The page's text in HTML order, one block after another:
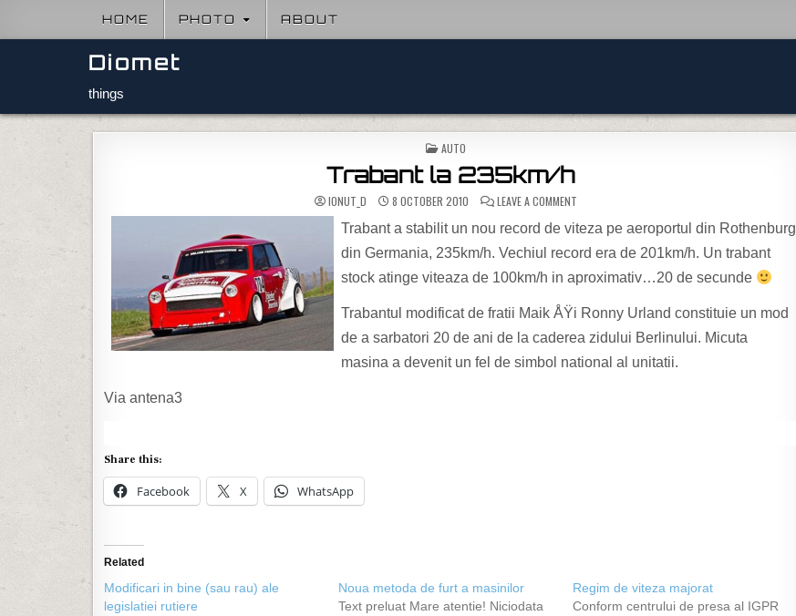
HOME PHOTO ABOUT
Diomet
things
POSTED IN
AUTO
Trabant la 235km/h
IONUT_D 8 OCTOBER 2010 LEAVE A COMMENTON TRABANT LA 235KM/H
Trabant a stabilit un nou record de viteza pe aeroportul din Rothenburg
din Germania, 235km/h. Vechiul record era de 201km/h. Un trabant
stock atinge viteaza de 100km/h in aproximativ…20 de secunde
Trabantul modificat de fratii Maik ÅŸi Ronny Urland constituie un mod
de a sarbatori 20 de ani de la caderea zidului Berlinului. Micuta
masina a devenit un fel de simbol national al unitatii.
Via antena3
Share this:
Facebook X WhatsApp
Related
Modificari in bine (sau rau) ale
legislatiei rutiere
Noua metoda de furt a masinilor
Text preluat Mare atentie! Niciodata
Regim de viteza majorat
Conform centrului de presa al IGPR